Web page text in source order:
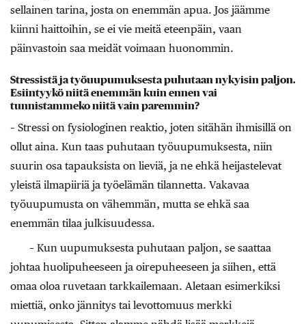
sellainen tarina, josta on enemmän apua. Jos jäämme
kiinni haittoihin, se ei vie meitä eteenpäin, vaan
päinvastoin saa meidät voimaan huonommin.
Stressistä ja työuupumuksesta puhutaan nykyisin paljon.
Esiintyykö niitä enemmän kuin ennen vai
tunnistammeko niitä vain paremmin?
– Stressi on fysiologinen reaktio, joten sitähän ihmisillä on
ollut aina. Kun taas puhutaan työuupumuksesta, niin
suurin osa tapauksista on lieviä, ja ne ehkä heijastelevat
yleistä ilmapiiriä ja työelämän tilannetta. Vakavaa
työuupumusta on vähemmän, mutta se ehkä saa
enemmän tilaa julkisuudessa.
– Kun uupumuksesta puhutaan paljon, se saattaa
johtaa huolipuheeseen ja oirepuheeseen ja siihen, että
omaa oloa ruvetaan tarkkailemaan. Aletaan esimerkiksi
miettiä, onko jännitys tai levottomuus merkki